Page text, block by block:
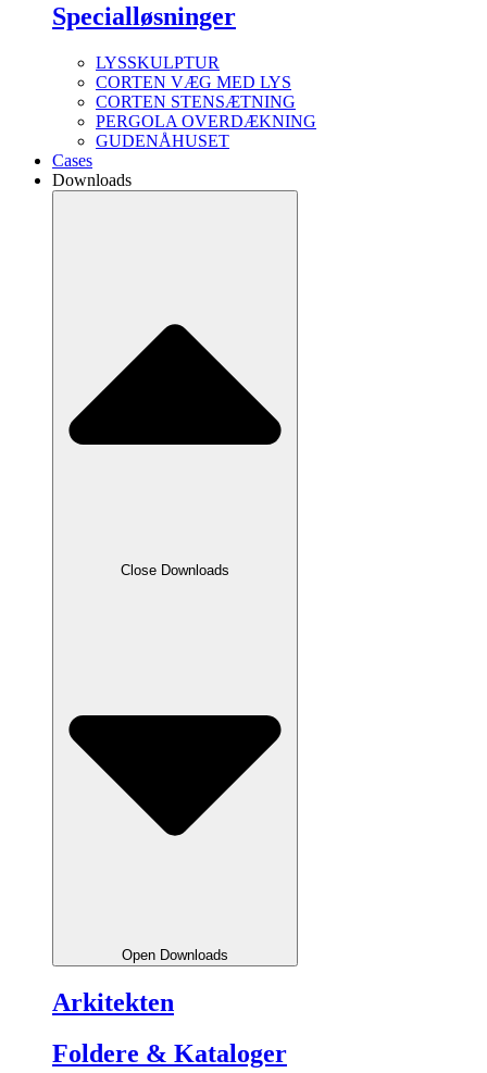
Specialløsninger
LYSSKULPTUR
CORTEN VÆG MED LYS
CORTEN STENSÆTNING
PERGOLA OVERDÆKNING
GUDENÅHUSET
Cases
Downloads
Close Downloads
Open Downloads
Arkitekten
Foldere & Kataloger